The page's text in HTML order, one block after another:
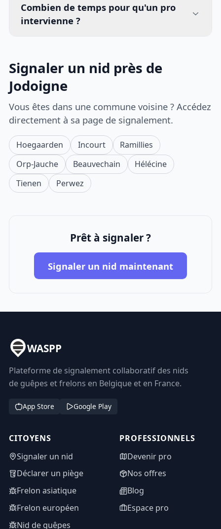
Combien de temps pour qu'un pro
intervienne ?
Signaler un nid près de
Jodoigne
Vous êtes dans une commune voisine ? Accédez
directement à sa page de signalement.
Hoegaarden Incourt
Ramillies
Orp-Jauche
Beauvechain
Hélécine
Tienen
Perwez
Prêt à signaler ?
Signaler un nid maintenant
WASPP
Plateforme de signalement collaboratif des nids
de guêpes et frelons en Belgique et en France.
App Store Google Play
CITOYENS
Signaler un nid
Déclarer un piège
Frelon asiatique
Frelon européen
Nid de guêpes
PROFESSIONNELS
Devenir pro
Nos offres
Blog
Espace pro